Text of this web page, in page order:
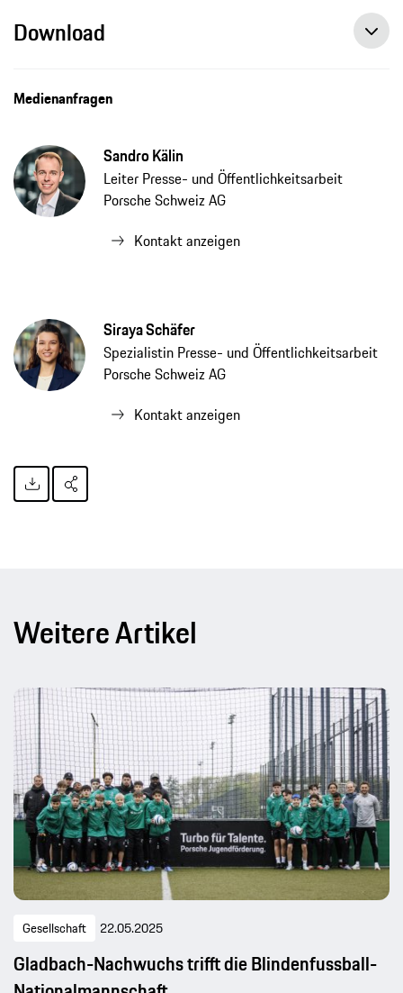
Download
Medienanfragen
Sandro Kälin
Leiter Presse- und Öffentlichkeitsarbeit
Porsche Schweiz AG
Kontakt anzeigen
Siraya Schäfer
Spezialistin Presse- und Öffentlichkeitsarbeit
Porsche Schweiz AG
Kontakt anzeigen
Weitere Artikel
Gesellschaft 22.05.2025
Gladbach-Nachwuchs trifft die Blindenfussball-